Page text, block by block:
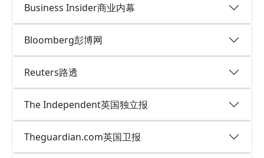
Business Insider商业内幕
Bloomberg彭博网
Reuters路透
The Independent英国独立报
Theguardian.com英国卫报